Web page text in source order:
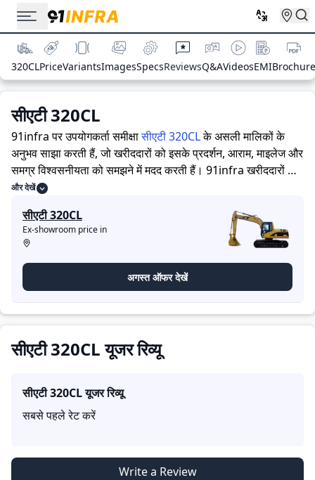
320CLPriceVariantsImagesSpecsReviewsQ&AVideosEMIBrochure
सीएटी 320CL
91infra पर उपयोगकर्ता समीक्षासीएटी 320CLके असली मालिकों के
अनुभव साझा करती हैं, जो खरीददारों को इसके प्रदर्शन, आराम, माइलेज और
समग्र विश्वसनीयता को समझने में मदद करती हैं। 91infra खरीददारों और
मालिकों को सूचित निर्णय लेने में सहायता करने के लिए विस्तृत जानकारियां
पर आधारित मूल्यांकन के साथ-साथ, इस प्लेटफ़ॉर्म पर एक विशेष सेक्शन है
जहाँ असली मालिक सीएटी 320CL के साथ अपने अनुभव साझा करते हैं। ये
व्यावहारिक जानकारी देते हैं, जिससे भविष्य के खरीदार यह तय कर सकते हैं
कि क्यासीएटी 320CLउनकी जरूरतों के लिए सही है।
और देखें
सीएटी 320CL
Ex-showroom price in
अगस्त ऑफर देखें
सीएटी 320CL यूजर रिव्यू
सीएटी 320CLयूजर रिव्यू
सबसे पहले रेट करें
Write a Review